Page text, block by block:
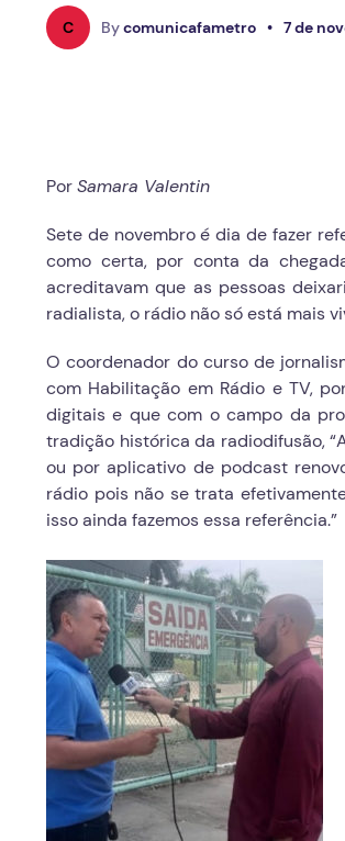
C Bycomunicafametro • 7 de
PorSamara Valentin
Sete de novembro é dia de fazer
como certa, por conta da
acreditavam que as pessoas
radialista, o rádio não só está mais
O coordenador do curso de
com Habilitação em Rádio e TV,
digitais e que com o campo da
tradição histórica da radiodifusão,
ou por aplicativo de podcast
rádio pois não se trata
isso ainda fazemos essa referência.”